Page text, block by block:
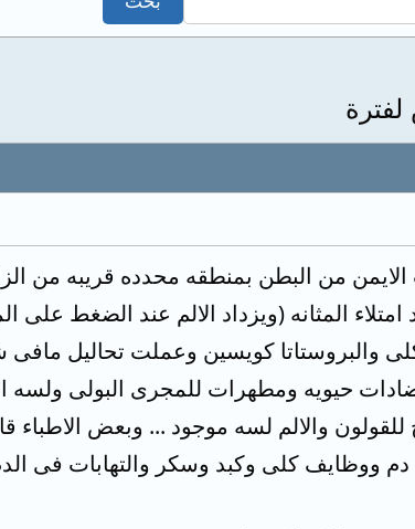
من البطن بمنطقه محدده قريبه من
المثانه (ويزداد الالم عند الضغط على
واخدت مضادات حيويه ومطهرات للمجرى البولى
والالم لسه موجود ... وبعض
ووظايف كلى وكبد وسكر والتهابات فى